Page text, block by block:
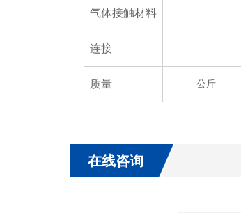
气体接触材料
连接
质量 公斤
在线咨询